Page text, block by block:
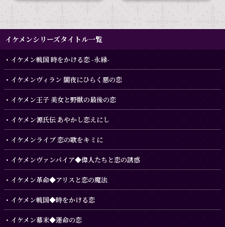
イケメンシリーズタイトル一覧
イケメン戦国 時をかける恋 -永縁-
イケメンヴィラン 闇夜にひらく悪の恋
イケメン王子 美女と野獣の最後の恋
イケメン源氏伝 あやかし恋えにし
イケメンライブ 恋の歌をキミに
イケメンヴァンパイア◆偉人たちと恋の誘惑
イケメン革命◆アリスと恋の魔法
イケメン戦国◆時をかける恋
イケメン幕末◆運命の恋